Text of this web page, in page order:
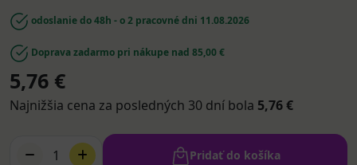
odoslanie do 48h - o 2 pracovné dni 11.08.2026
Doprava zadarmo pri nákupe nad 85,00 €
5,76 €
Najnižšia cena za posledných 30 dní bola 5,76 €
1 Pridať do košíka